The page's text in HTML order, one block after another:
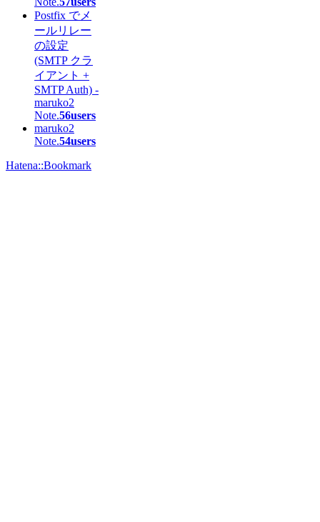
Postfix でメ
ールリレー
の設定
(SMTP クラ
イアント +
SMTP Auth) -
maruko2
Note.56users
maruko2
Note.54users
Hatena::Bookmark